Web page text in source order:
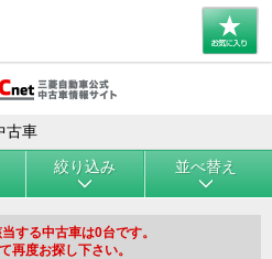
古車
絞り込み 並べ替え
する中古車は0台です。
再度お探し下さい。